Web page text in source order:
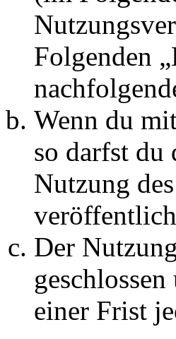
Folgenden
Wenn du
so darfst du
Nutzung
Der
einer Frist